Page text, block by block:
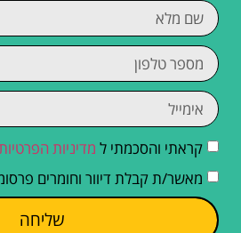
קראתי והסכמתי ל מדיניות
מאשר/ת קבלת דיוור וחומרים
שליחה